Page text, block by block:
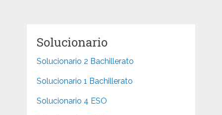
Solucionario
Solucionario 2 Bachillerato
Solucionario 1 Bachillerato
Solucionario 4 ESO